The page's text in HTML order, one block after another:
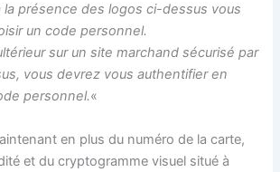
la présence des logos ci-dessus vous
un code personnel.
sur un site marchand sécurisé par
vous devrez vous authentifier en
personnel.«
en plus du numéro de la carte,
et du cryptogramme visuel situé à